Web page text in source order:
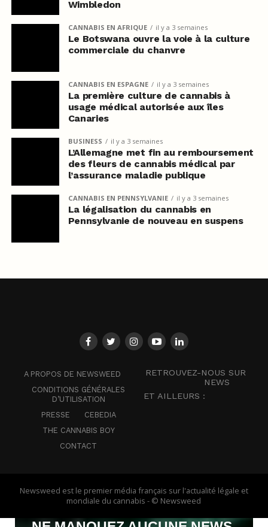
Wimbledon
CANNABIS EN AFRIQUE il y a 3 semaines
Le Botswana ouvre la voie à la culture
commerciale du chanvre
CANNABIS EN ESPAGNE il y a 3 semaines
La première culture de cannabis à
usage médical autorisée aux îles
Canaries
BUSINESS il y a 3 semaines
L’Allemagne met fin au remboursement
des fleurs de cannabis médical par
l’assurance maladie publique
CANNABIS EN PENNSYLVANIE il y a 3 semaines
La légalisation du cannabis en
Pennsylvanie de nouveau en suspens
A PROPOS DE NEWSWEED
CONDITIONS GÉNÉRALES
D’UTILISATION
PRESSE
CEBEDIA
THE CANNABIS BOY
CONTACT
RETROUVEZ-NOUS SUR
NEWS
ET AILLEURS :
Newsweed est le premier média français sur l'actualité légale et
mondiale du cannabis - © Newsweed